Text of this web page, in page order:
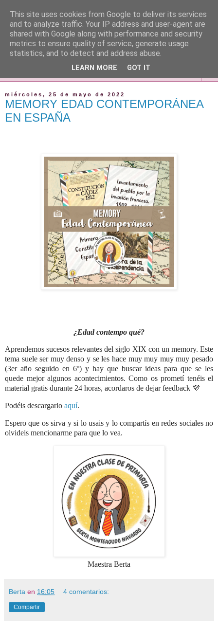
miércoles, 25 de mayo de 2022
MEMORY EDAD CONTEMPORÁNEA
EN ESPAÑA
¿Edad contempo qué?
Aprendemos sucesos relevantes del siglo XIX con un memory. Este
tema suele ser muy denso y se les hace muy muy muy muy pesado
(3er año seguido en 6º) y hay que buscar ideas para que se les
quede mejor algunos acontecimientos. Como os prometí tenéis el
material gratis durante 24 horas, acordaros de dejar feedback 💜
Podéis descargarlo aquí.
Espero que os sirva y si lo usais y lo compartís en redes sociales no
olvideis mencionarme para que lo vea.
Maestra Berta
Berta en 16:05 4 comentarios:
Compartir
This site uses cookies from Google to deliver its services
and to analyze traffic. Your IP address and user-agent are
shared with Google along with performance and security
metrics to ensure quality of service, generate usage
statistics, and to detect and address abuse.
LEARN MORE GOT IT